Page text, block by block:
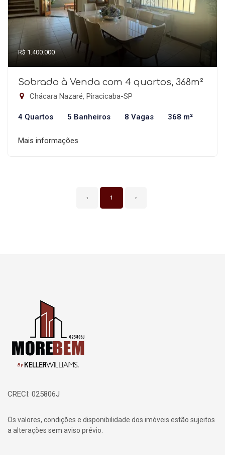
R$ 1.400.000
Sobrado à Venda com 4 quartos, 368m²
Chácara Nazaré, Piracicaba-SP
4 Quartos 5 Banheiros 8 Vagas 368 m²
Mais informações
‹ 1 ›
Página inicial
CRECI: 025806J
Os valores, condições e disponibilidade dos imóveis estão sujeitos
a alterações sem aviso prévio.